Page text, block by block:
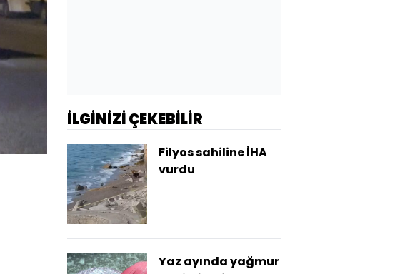
İLGİNİZİ ÇEKEBİLİR
Filyos sahiline İHA
vurdu
Yaz ayında yağmur